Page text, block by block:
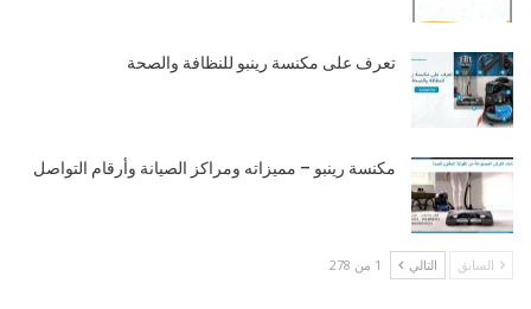
تعرف على مكنسة رينبو للنظافة والصحة
مكنسة رينبو – مميزاته ومراكز الصيانة وأرقام التواصل
السابق التالي 1 من 278